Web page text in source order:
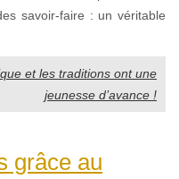
savoir-faire : un véritable
et les traditions ont une
jeunesse d’avance !
grâce au